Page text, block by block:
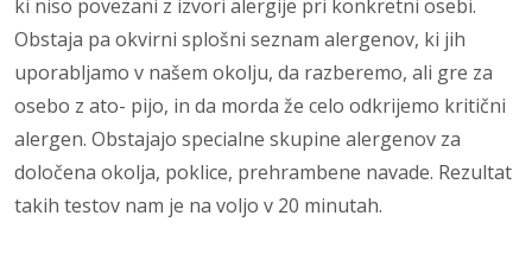
ki niso povezani z izvori alergije pri konkretni osebi.
Obstaja pa okvirni splošni seznam alergenov, ki jih
uporabljamo v našem oko­lju, da razberemo, ali gre za
osebo z ato- pijo, in da morda že celo odkrijemo kritič­ni
alergen. Obstajajo specialne skupine alergenov za
določena okolja, poklice, prehrambene na­vade. Rezultat
takih testov nam je na voljo v 20 minutah.